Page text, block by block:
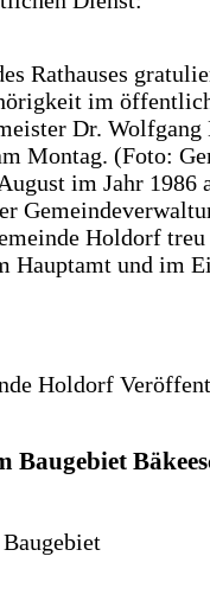
Rathauses
im
Dr. Wolfgang
Montag. (Foto:
im Jahr 1986
Holdorf
Hauptamt und im
Holdorf